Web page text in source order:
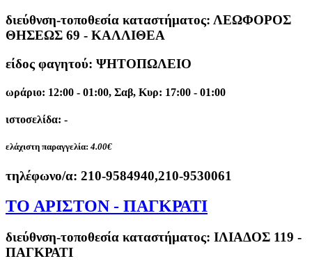
διεύθνση-τοποθεσία καταστήματος: ΛΕΩΦΟΡΟΣ
ΘΗΣΕΩΣ 69 - ΚΑΛΛΙΘΕΑ
είδος φαγητού: ΨΗΤΟΠΩΛΕΙΟ
ωράριο: 12:00 - 01:00, Σαβ, Κυρ: 17:00 - 01:00
ιστοσελίδα: -
ελάχιστη παραγγελία: 4.00€
τηλέφωνο/α: 210-9584940,210-9530061
ΤΟ ΑΡΙΣΤΟΝ - ΠΑΓΚΡΑΤΙ
διεύθνση-τοποθεσία καταστήματος: ΙΛΙΑΔΟΣ 119 -
ΠΑΓΚΡΑΤΙ